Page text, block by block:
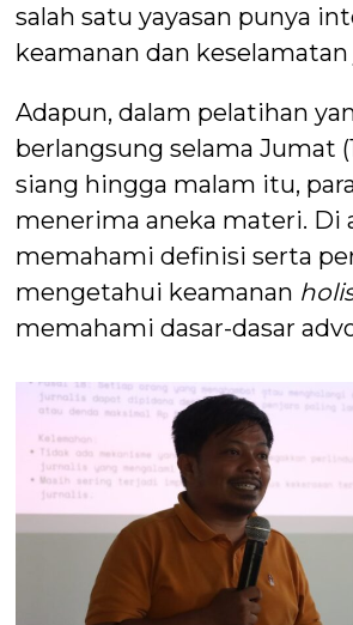
salah satu yayasan punya
keamanan dan
Adapun, dalam pelatihan
berlangsung selama Jumat
siang hingga malam itu,
menerima aneka materi. Di
memahami definisi serta
mengetahui keamanan
memahami dasar-dasar